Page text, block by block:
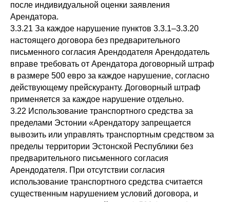
после индивидуальной оценки заявления
Арендатора.
3.3.21 За каждое нарушение пунктов 3.3.1–3.3.20
настоящего договора без предварительного
письменного согласия Арендодателя Арендодатель
вправе требовать от Арендатора договорный штраф
в размере 500 евро за каждое нарушение, согласно
действующему прейскуранту. Договорный штраф
применяется за каждое нарушение отдельно.
3.22 Использование транспортного средства за
пределами Эстонии «Арендатору запрещается
вывозить или управлять транспортным средством за
пределы территории Эстонской Республики без
предварительного письменного согласия
Арендодателя. При отсутствии согласия
использование транспортного средства считается
существенным нарушением условий договора, и